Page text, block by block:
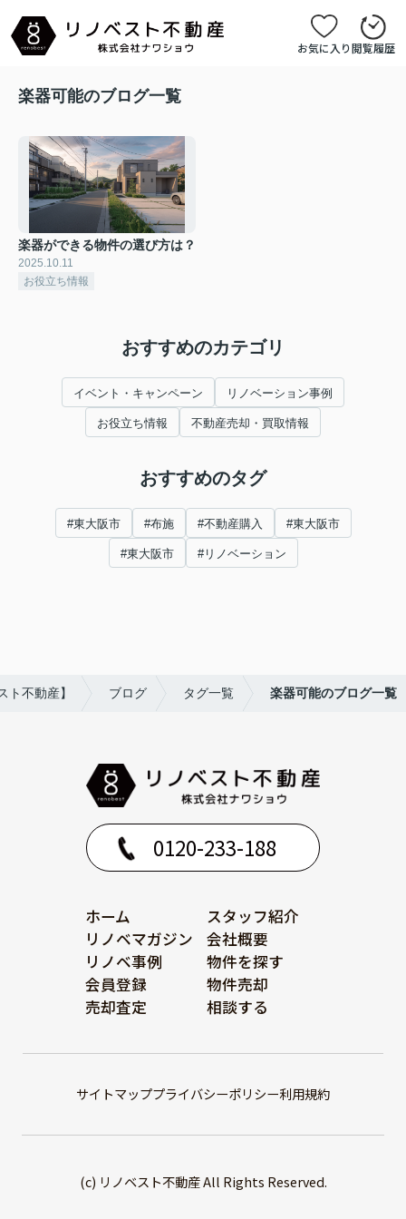
お気に入り閲覧履歴
楽器可能のブログ一覧
楽器ができる物件の選び方は？
2025.10.11
お役立ち情報
おすすめのカテゴリ
イベント・キャンペーン リノベーション事例
お役立ち情報 不動産売却・買取情報
おすすめのタグ
#東大阪市 #布施 #不動産購入 #東大阪市
#東大阪市 #リノベーション
不動産】 ブログ タグ一覧 楽器可能のブログ一覧
0120-233-188
ホーム
スタッフ紹介
リノベマガジン
会社概要
リノベ事例
物件を探す
会員登録
物件売却
売却査定
相談する
サイトマッププライバシーポリシー利用規約
(c) リノベスト不動産 All Rights Reserved.